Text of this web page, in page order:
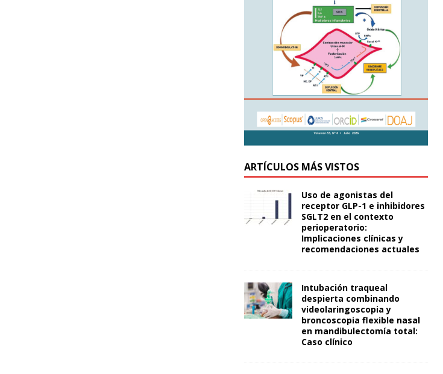
ARTÍCULOS MÁS VISTOS
Uso de agonistas del
receptor GLP-1 e inhibidores
SGLT2 en el contexto
perioperatorio:
Implicaciones clínicas y
recomendaciones actuales
Intubación traqueal
despierta combinando
videolaringoscopia y
broncoscopia flexible nasal
en mandibulectomía total:
Caso clínico